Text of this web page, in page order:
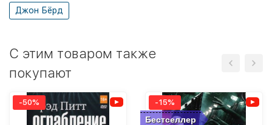
Джон Бёрд
C этим товаром также
покупают
-50%
Бестселлер
-15%